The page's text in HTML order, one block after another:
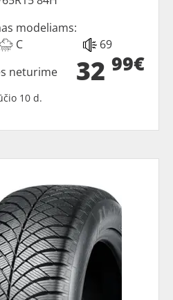
modeliams:
C 69
32 99€
neturime
10 d.